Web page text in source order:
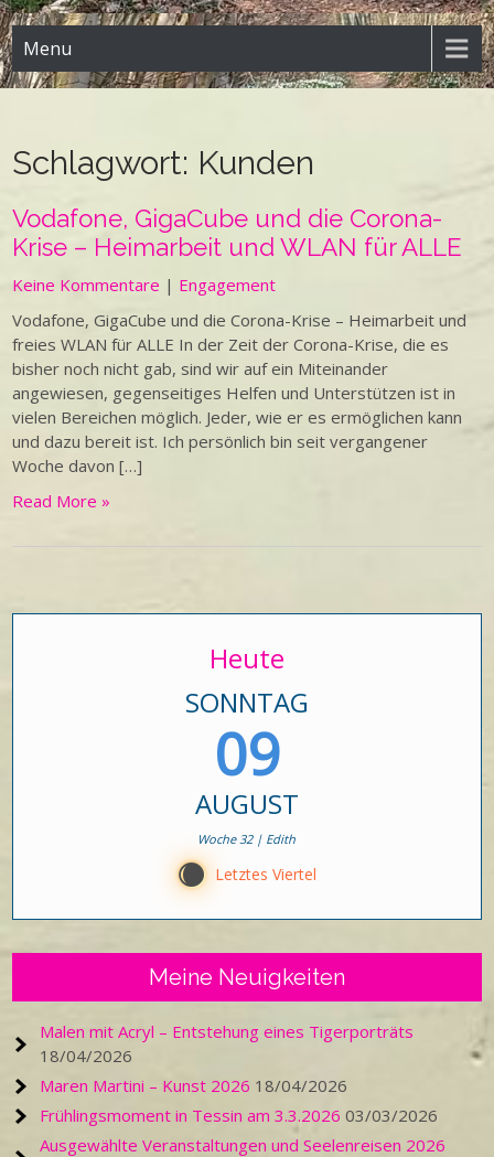
Menu
Schlagwort: Kunden
Vodafone, GigaCube und die Corona-
Krise – Heimarbeit und WLAN für ALLE
Keine Kommentare | Engagement
Vodafone, GigaCube und die Corona-Krise – Heimarbeit und
freies WLAN für ALLE In der Zeit der Corona-Krise, die es
bisher noch nicht gab, sind wir auf ein Miteinander
angewiesen, gegenseitiges Helfen und Unterstützen ist in
vielen Bereichen möglich. Jeder, wie er es ermöglichen kann
und dazu bereit ist. Ich persönlich bin seit vergangener
Woche davon […]
Read More »
Heute
SONNTAG
09
AUGUST
Woche 32 | Edith
X Letztes Viertel
Meine Neuigkeiten
Malen mit Acryl – Entstehung eines Tigerporträts
18/04/2026
Maren Martini – Kunst 2026 18/04/2026
Frühlingsmoment in Tessin am 3.3.2026 03/03/2026
Ausgewählte Veranstaltungen und Seelenreisen 2026